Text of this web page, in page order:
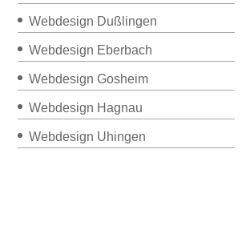
Webdesign Dußlingen
Webdesign Eberbach
Webdesign Gosheim
Webdesign Hagnau
Webdesign Uhingen